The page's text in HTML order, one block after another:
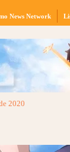
News Network
2020